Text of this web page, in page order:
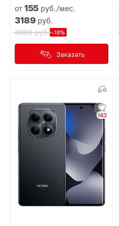
от155 руб./мес.
3189 руб.
3899руб. -18%
Заказать
143